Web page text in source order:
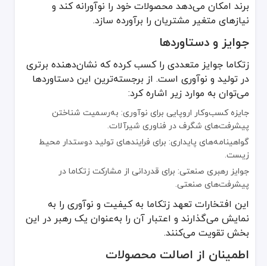
برند امکان می‌دهد محصولات خود را نوآورانه کند و
نیازهای متغیر مشتریان را برآورده سازد.
جوایز و دستاوردها
زتکاما جوایز متعددی را کسب کرده که نشان‌دهنده برتری
در تولید و نوآوری است. از برجسته‌ترین این دستاوردها
می‌توان به موارد زیر اشاره کرد:
جایزه کسب‌وکار اروپایی برای نوآوری: به‌رسمیت شناختن
پیشرفت‌های شگرف در فناوری شیرآلات.
گواهینامه‌های پایداری: برای فرایندهای تولید دوستدار محیط
زیست.
جوایز رهبری صنعتی: برای قدردانی از مشارکت زتکاما در
پیشرفت‌های صنعتی.
این افتخارات تعهد زتکاما به کیفیت و نوآوری را به
نمایش می‌گذارند و اعتبار آن را به‌عنوان یک رهبر در این
بخش تقویت می‌کنند.
اطمینان از اصالت محصولات